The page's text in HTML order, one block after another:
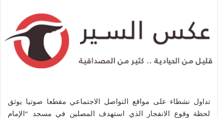
تداول نشطاء على مواقع التواصل الاجتماعي مقطعا صوتيا يوثق
لحظة وقوع الانفجار الذي استهدف المصلين في مسجد “الإمام